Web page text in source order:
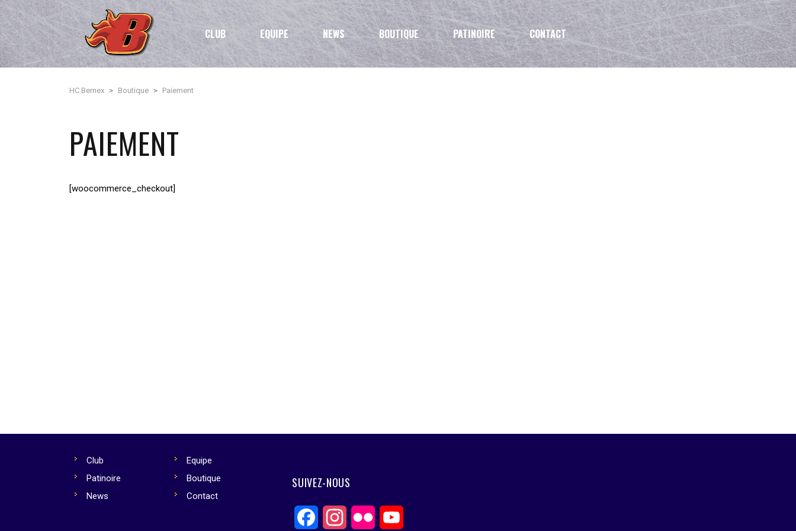
CLUB EQUIPE NEWS BOUTIQUE PATINOIRE CONTACT
HC Bernex > Boutique > Paiement
PAIEMENT
[woocommerce_checkout]
Club
Equipe
Patinoire
Boutique
News
Contact
SUIVEZ-NOUS
FacebookInstagramFlickr